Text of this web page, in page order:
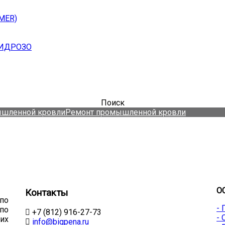
Поиск
кровлиРемонт промышленной кровли
Контакты
+7 (812) 916-27-73
info@bigpena.ru
-
-